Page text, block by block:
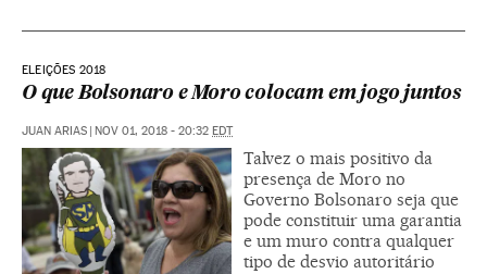
ELEIÇÕES 2018
O que Bolsonaro e Moro colocam em jogo juntos
JUAN ARIAS NOV 01, 2018 - 20:32 EDT
Talvez o mais positivo da
presença de Moro no
Governo Bolsonaro seja que
pode constituir uma garantia
e um muro contra qualquer
tipo de desvio autoritário